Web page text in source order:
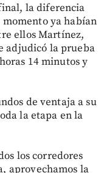
la diferencia
ya habían
ellos Martínez,
adjudicó la prueba
14 minutos y
de ventaja a su
la etapa en la
los corredores
aprovechamos la